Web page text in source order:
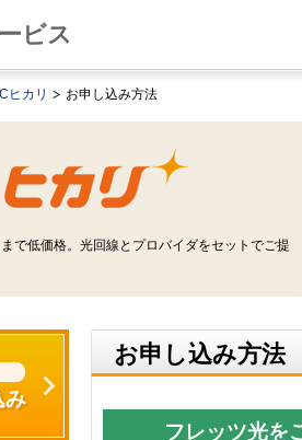
ビス
ヒカリ お申し込み方法
で低価格。光回線とプロバイダをセットでご提
お申し込み方法
フレッツ光を
み